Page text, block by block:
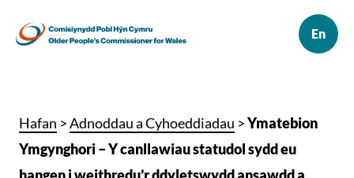
Hafan >Adnoddau a Cyhoeddiadau >Ymatebion
Ymgynghori – Y canllawiau statudol sydd eu